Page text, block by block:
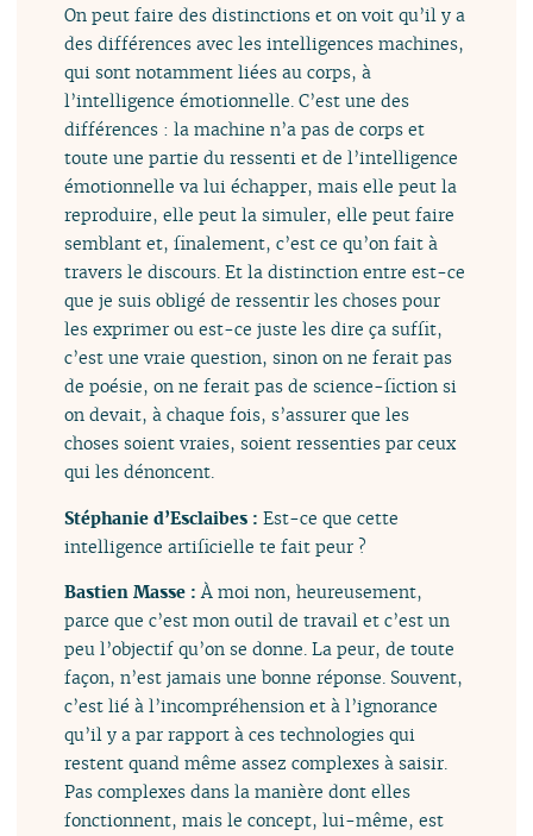
On peut faire des distinctions et on voit qu’il y a
des différences avec les intelligences machines,
qui sont notamment liées au corps, à
l’intelligence émotionnelle. C’est une des
différences : la machine n’a pas de corps et
toute une partie du ressenti et de l’intelligence
émotionnelle va lui échapper, mais elle peut la
reproduire, elle peut la simuler, elle peut faire
semblant et, finalement, c’est ce qu’on fait à
travers le discours. Et la distinction entre est-ce
que je suis obligé de ressentir les choses pour
les exprimer ou est-ce juste les dire ça suffit,
c’est une vraie question, sinon on ne ferait pas
de poésie, on ne ferait pas de science-fiction si
on devait, à chaque fois, s’assurer que les
choses soient vraies, soient ressenties par ceux
qui les dénoncent.
Stéphanie d’Esclaibes :Est-ce que cette
intelligence artificielle te fait peur ?
Bastien Masse :À moi non, heureusement,
parce que c’est mon outil de travail et c’est un
peu l’objectif qu’on se donne. La peur, de toute
façon, n’est jamais une bonne réponse. Souvent,
c’est lié à l’incompréhension et à l’ignorance
qu’il y a par rapport à ces technologies qui
restent quand même assez complexes à saisir.
Pas complexes dans la manière dont elles
fonctionnent, mais le concept, lui-même, est